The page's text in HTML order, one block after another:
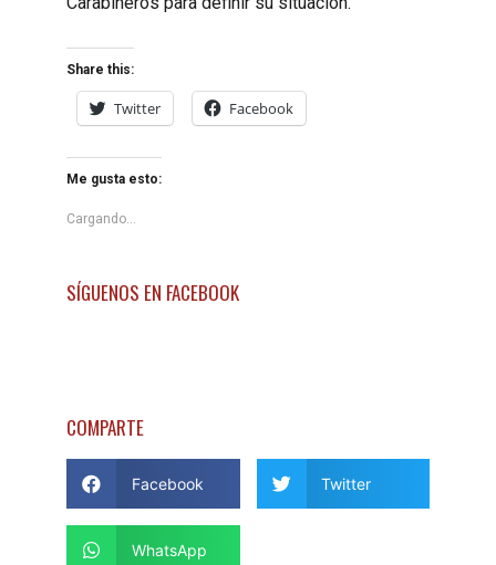
Share this:
Twitter Facebook
Me gusta esto:
Cargando...
SÍGUENOS EN FACEBOOK
COMPARTE
Facebook Twitter
WhatsApp